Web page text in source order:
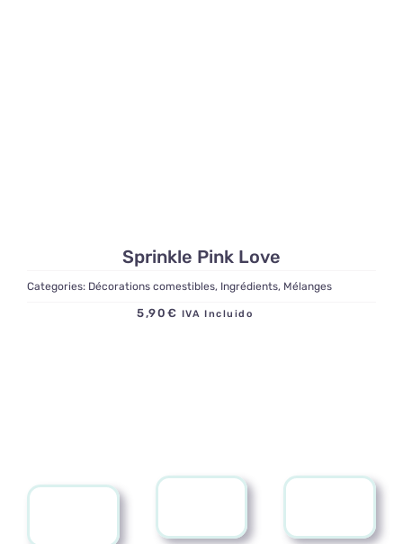
Sprinkle Pink Love
Categories: Décorations comestibles, Ingrédients, Mélanges
5,90 € IVA Incluido